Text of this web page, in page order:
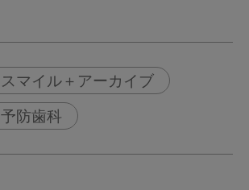
スマイル＋アーカイブ
予防歯科